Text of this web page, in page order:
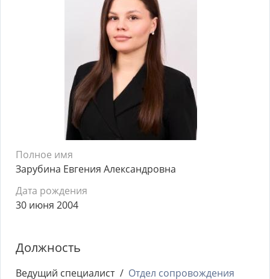
Полное имя
Зарубина Евгения Александровна
Дата рождения
30 июня 2004
Должность
Ведущий специалист
Отдел сопровождения